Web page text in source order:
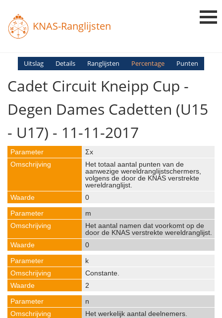
KNAS-Ranglijsten
Login
Ranglijsten
Uitslag Details Ranglijsten Percentage Punten
Cadet Circuit Kneipp Cup -
Degen Dames Cadetten (U15
- U17) - 11-11-2017
Σx
Het totaal aantal punten van de
aanwezige wereldranglijstschermers,
volgens de door de KNAS verstrekte
wereldranglijst.
0
m
Het aantal namen dat voorkomt op de
door de KNAS verstrekte wereldranglijst.
0
k
Constante.
2
n
Het werkelijk aantal deelnemers.